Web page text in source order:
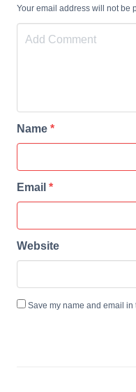
Your email address will not be
Name *
Email *
Website
Save my name and email in